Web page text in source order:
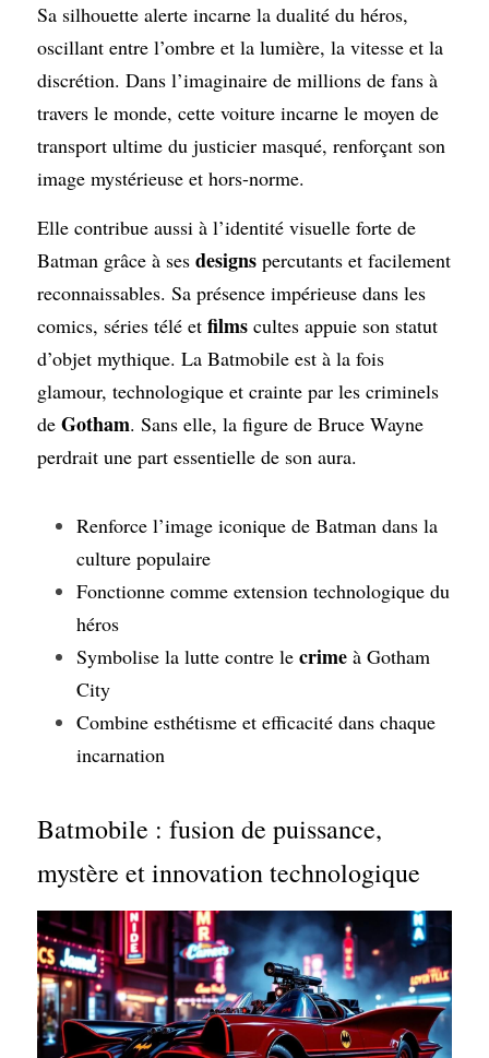
Sa silhouette alerte incarne la dualité du héros,
oscillant entre l’ombre et la lumière, la vitesse et la
discrétion. Dans l’imaginaire de millions de fans à
travers le monde, cette voiture incarne le moyen de
transport ultime du justicier masqué, renforçant son
image mystérieuse et hors-norme.
Elle contribue aussi à l’identité visuelle forte de
Batman grâce à ses designs percutants et facilement
reconnaissables. Sa présence impérieuse dans les
comics, séries télé et films cultes appuie son statut
d’objet mythique. La Batmobile est à la fois
glamour, technologique et crainte par les criminels
de Gotham. Sans elle, la figure de Bruce Wayne
perdrait une part essentielle de son aura.
Renforce l’image iconique de Batman dans la
culture populaire
Fonctionne comme extension technologique du
héros
Symbolise la lutte contre le crime à Gotham
City
Combine esthétisme et efficacité dans chaque
incarnation
Batmobile : fusion de puissance,
mystère et innovation technologique